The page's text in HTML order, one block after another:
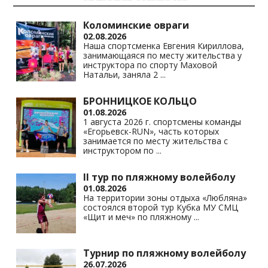
as
s
ni
ki
m p
p
n
k
Коломинские овраги
02.08.2026
Наша спортсменка Евгения Кириллова,
занимающаяся по месту жительства у
инструктора по спорту Маховой
Натальи, заняла 2 ...
БРОННИЦКОЕ КОЛЬЦО
01.08.2026
1 августа 2026 г. спортсмены команды
«Егорьевск-RUN», часть которых
занимается по месту жительства с
инструктором по ...
II тур по пляжному волейболу
01.08.2026
На территории зоны отдыха «Любляна»
состоялся второй тур Кубка МУ СМЦ
«Щит и меч» по пляжному ...
Турнир по пляжному волейболу
26.07.2026